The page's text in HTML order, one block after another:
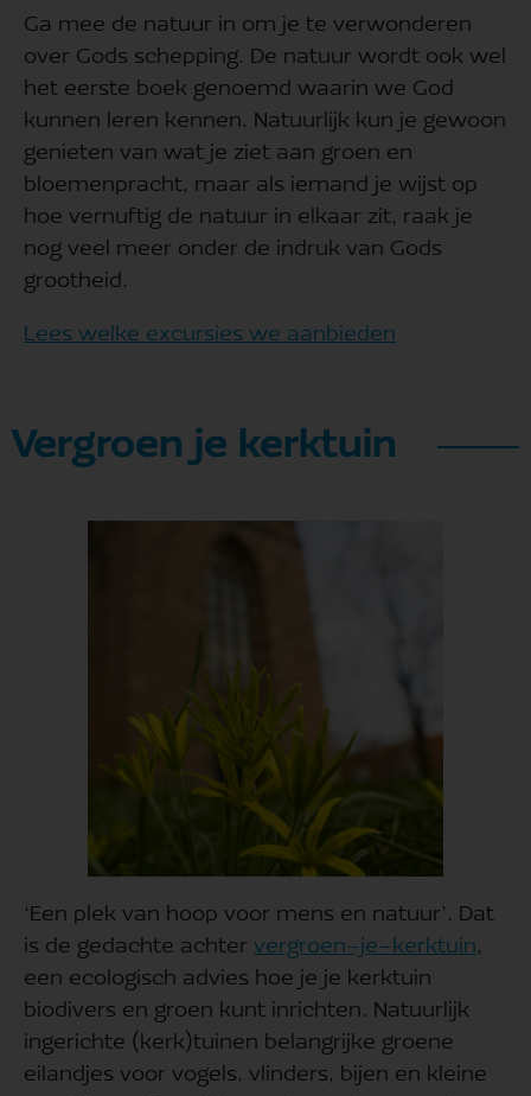
Ga mee de natuur in om je te verwonderen
over Gods schepping. De natuur wordt ook wel
het eerste boek genoemd waarin we God
kunnen leren kennen. Natuurlijk kun je gewoon
genieten van wat je ziet aan groen en
bloemenpracht, maar als iemand je wijst op
hoe vernuftig de natuur in elkaar zit, raak je
nog veel meer onder de indruk van Gods
grootheid.
Lees welke excursies we aanbieden
Vergroen je kerktuin
‘Een plek van hoop voor mens en natuur’. Dat
is de gedachte achter vergroen-je-kerktuin,
een ecologisch advies hoe je je kerktuin
biodivers en groen kunt inrichten. Natuurlijk
ingerichte (kerk)tuinen belangrijke groene
eilandjes voor vogels, vlinders, bijen en kleine